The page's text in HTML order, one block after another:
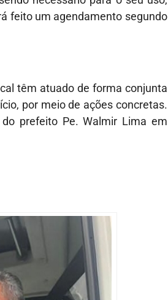
feito um agendamento segundo
têm atuado de forma conjunta
por meio de ações concretas.
prefeito Pe. Walmir Lima em